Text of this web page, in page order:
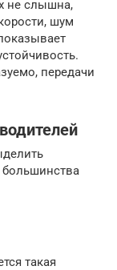
не слышна,
шум
передачи
большинства
такая